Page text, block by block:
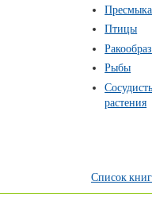
Птицы
Рыбы
растения
Список книг